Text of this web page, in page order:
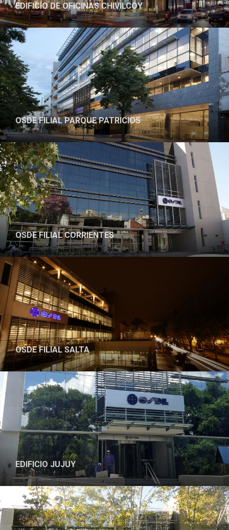
EDIFICIO DE OFICINAS CHIVILCOY
PROYECTO
OSDE FILIAL PARQUE PATRICIOS
PROYECTO
OSDE FILIAL CORRIENTES
PROYECTO
OSDE FILIAL SALTA
PROYECTO
EDIFICIO JUJUY
PROYECTO